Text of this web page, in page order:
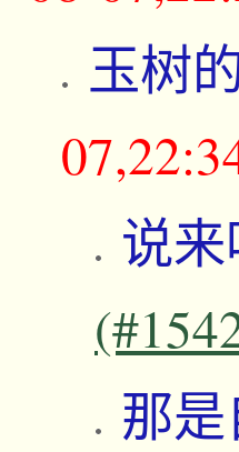
玉树
说来
那